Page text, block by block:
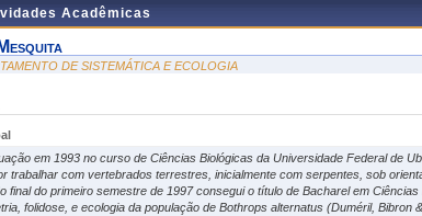
Acadêmicas
DE SISTEMÁTICA E ECOLOGIA
em 1993 no curso de Ciências Biológicas da Universidade Federal de
trabalhar com vertebrados terrestres, inicialmente com serpentes, sob
final do primeiro semestre de 1997 consegui o título de Bacharel em
folidose, e ecologia da população de Bothrops alternatus (Duméril, Bibron